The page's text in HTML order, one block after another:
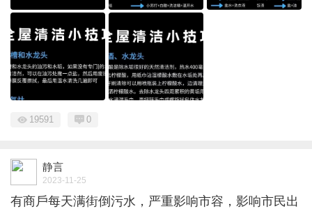
19591 0
静言
2023-11-25
有商戶每天满街倒污水，严重影响市容，影响市民出